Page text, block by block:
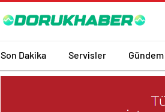
Son Dakika Servisler Gündem